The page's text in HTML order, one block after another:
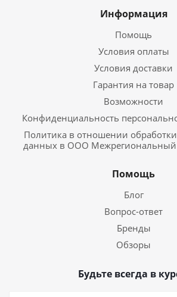
Информация
Помощь
Условия оплаты
Условия доставки
Гарантия на товар
Возможности
Конфиденциальность
Политика в отношении
данных в ООО Межрегиональный
Помощь
Блог
Вопрос-ответ
Бренды
Обзоры
Будьте всегда в